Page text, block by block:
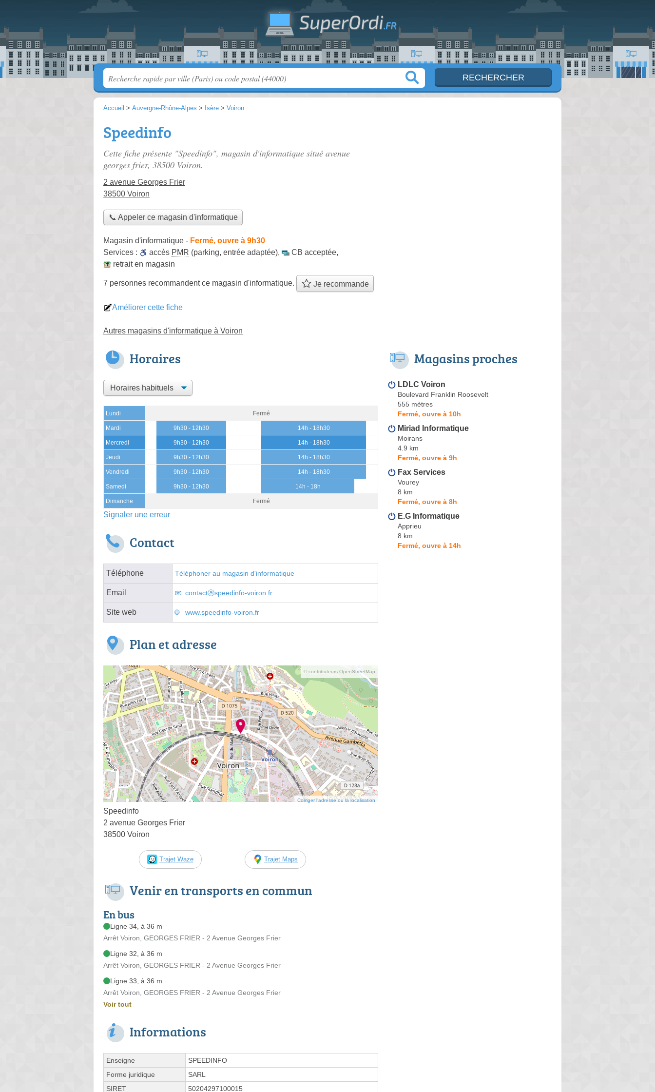
Accueil > Auvergne-Rhône-Alpes > Isère > Voiron
Speedinfo
Cette fiche présente "Speedinfo", magasin d'informatique situé avenue
georges frier, 38500 Voiron.
2 avenue Georges Frier
38500 Voiron
📞 Appeler ce magasin d'informatique
Magasin d'informatique - Fermé, ouvre à 9h30
Services :
accès PMR (parking, entrée adaptée), CB acceptée,
retrait en magasin
7 personnes recommandentce magasin d'informatique. Je recommande
Améliorer cette fiche
Autres magasins d'informatique à Voiron
Horaires
Lundi Fermé
Mardi 9h30 - 12h30 14h - 18h30
Mercredi 9h30 - 12h30 14h - 18h30
Jeudi 9h30 - 12h30 14h - 18h30
Vendredi 9h30 - 12h30 14h - 18h30
Samedi 9h30 - 12h30 14h - 18h
Dimanche Fermé
Signaler une erreur
Contact
Téléphone Téléphoner au magasin d'informatique
Email contactⓐspeedinfo-voiron.fr
Site web www.speedinfo-voiron.fr
Plan et adresse
© contributeurs OpenStreetMap
Corriger l’adresse ou la localisation
Speedinfo
2 avenue Georges Frier
38500 Voiron
Trajet Waze Trajet Maps
Venir en transports en commun
En bus
Ligne 34, à 36 m
Arrêt Voiron, GEORGES FRIER - 2 Avenue Georges Frier
Ligne 32, à 36 m
Arrêt Voiron, GEORGES FRIER - 2 Avenue Georges Frier
Ligne 33, à 36 m
Arrêt Voiron, GEORGES FRIER - 2 Avenue Georges Frier
Voir tout
Informations
Enseigne
SPEEDINFO
Forme juridique
SARL
SIRET
50204297100015
Magasins proches
LDLC Voiron
Boulevard Franklin Roosevelt
555 mètres
Fermé, ouvre à 10h
Miriad Informatique
Moirans
4.9 km
Fermé, ouvre à 9h
Fax Services
Vourey
8 km
Fermé, ouvre à 8h
E.G Informatique
Apprieu
8 km
Fermé, ouvre à 14h